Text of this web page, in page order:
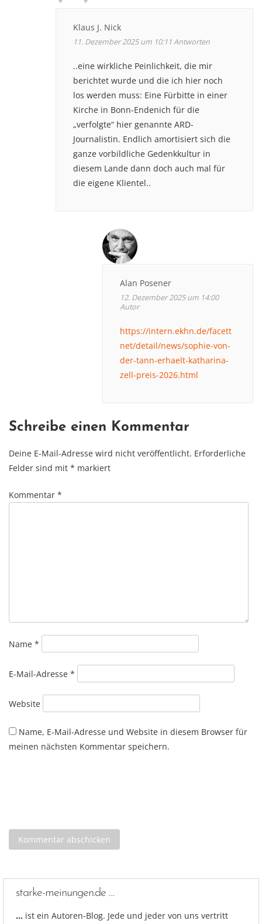
Klaus J. Nick
11. Dezember 2025 um 10:11Antworten
..eine wirkliche Peinlichkeit, die mir
berichtet wurde und die ich hier noch
los werden muss: Eine Fürbitte in einer
Kirche in Bonn-Endenich für die
„verfolgte“ hier genannte ARD-
Journalistin. Endlich amortisiert sich die
ganze vorbildliche Gedenkkultur in
diesem Lande dann doch auch mal für
die eigene Klientel..
Alan Posener
12. Dezember 2025 um 14:00
Autor
https://intern.ekhn.de/facett
net/detail/news/sophie-von-
der-tann-erhaelt-katharina-
zell-preis-2026.html
Schreibe einen Kommentar
Deine E-Mail-Adresse wird nicht veröffentlicht. Erforderliche
Felder sind mit * markiert
Kommentar *
Name *
E-Mail-Adresse *
Website
Name, E-Mail-Adresse und Website in diesem Browser für
meinen nächsten Kommentar speichern.
starke-meinungen.de …
… ist ein Autoren-Blog. Jede und jeder von uns vertritt